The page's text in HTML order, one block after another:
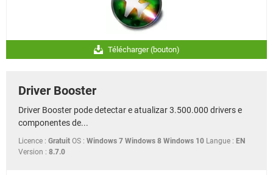
Télécharger (bouton)
Driver Booster
Driver Booster pode detectar e atualizar 3.500.000 drivers e
componentes de...
Licence : Gratuit OS : Windows 7 Windows 8 Windows 10 Langue : EN
Version : 8.7.0